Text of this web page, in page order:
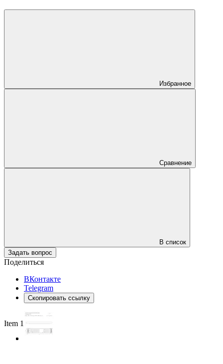
Избранное
Сравнение
В список
Задать вопрос
Поделиться
ВКонтакте
Telegram
Скопировать ссылку
Item 1 of 3